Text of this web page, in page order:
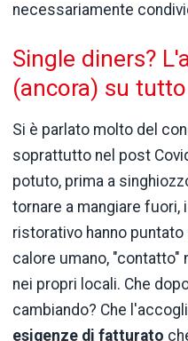
necessariamente
Single diners?
(ancora) su tutto
Si è parlato molto del
soprattutto nel post
potuto, prima a
tornare a mangiare fuori,
ristorativo hanno
calore umano, "contatto"
nei propri locali. Che
cambiando? Che
esigenze di fatturato